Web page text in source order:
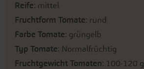
Reife: mittel
Fruchtform Tomate: rund
Farbe Tomate: grüngelb
Typ Tomate: Normalfrüchtig
Fruchtgewicht Tomaten: 100-120 g